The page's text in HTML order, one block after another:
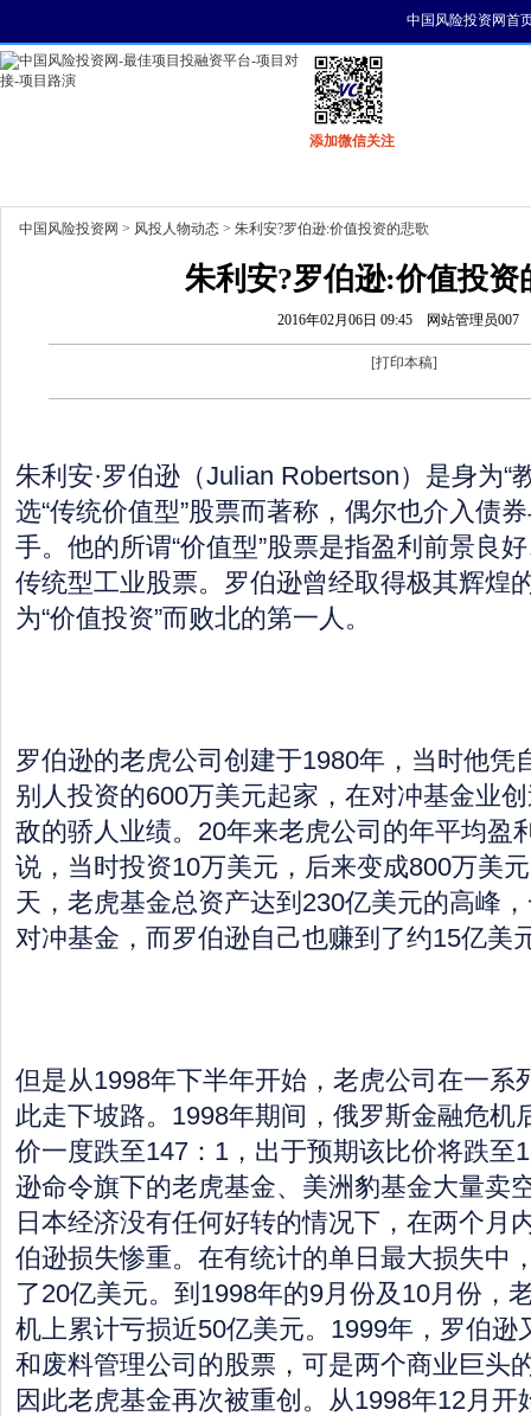
中国风险投资网首
添加微信关注
中国风险投资网 > 风投人物动态 > 朱利安?罗伯逊:价值投资的悲歌
朱利安?罗伯逊:价值投资
2016年02月06日 09:45 网站管理员007
[打印本稿]
朱利安·罗伯逊（Julian Robertson）是身为“
选“传统价值型”股票而著称，偶尔也介入债
手。他的所谓“价值型”股票是指盈利前景良
传统型工业股票。罗伯逊曾经取得极其辉煌
为“价值投资”而败北的第一人。
罗伯逊的老虎公司创建于1980年，当时他凭
别人投资的600万美元起家，在对冲基金业
敌的骄人业绩。20年来老虎公司的年平均盈
说，当时投资10万美元，后来变成800万美
天，老虎基金总资产达到230亿美元的高峰
对冲基金，而罗伯逊自己也赚到了约15亿美
但是从1998年下半年开始，老虎公司在一系
此走下坡路。1998年期间，俄罗斯金融危机
价一度跌至147：1，出于预期该比价将跌至
逊命令旗下的老虎基金、美洲豹基金大量卖
日本经济没有任何好转的情况下，在两个月
伯逊损失惨重。在有统计的单日最大损失中
了20亿美元。到1998年的9月份及10月份，
机上累计亏损近50亿美元。1999年，罗伯逊
和废料管理公司的股票，可是两个商业巨头
因此老虎基金再次被重创。从1998年12月开